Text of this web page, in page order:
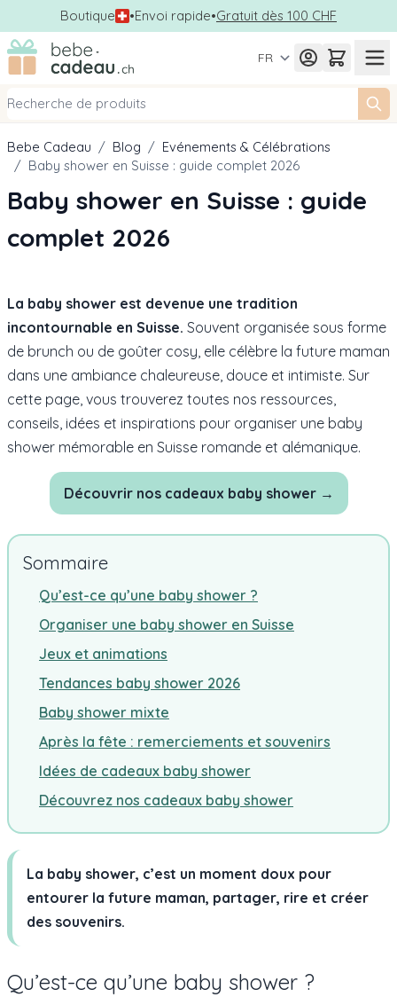
Boutique •Envoi rapide•Gratuit dès 100 CHF
Allez au contenu
FR
Bebe Cadeau / Blog / Evénements & Célébrations
/ Baby shower en Suisse : guide complet 2026
Baby shower en Suisse : guide
complet 2026
La baby shower est devenue une tradition
incontournable en Suisse. Souvent organisée sous forme
de brunch ou de goûter cosy, elle célèbre la future maman
dans une ambiance chaleureuse, douce et intimiste. Sur
cette page, vous trouverez toutes nos ressources,
conseils, idées et inspirations pour organiser une baby
shower mémorable en Suisse romande et alémanique.
Découvrir nos cadeaux baby shower →
Sommaire
Qu’est-ce qu’une baby shower ?
Organiser une baby shower en Suisse
Jeux et animations
Tendances baby shower 2026
Baby shower mixte
Après la fête : remerciements et souvenirs
Idées de cadeaux baby shower
Découvrez nos cadeaux baby shower
La baby shower, c’est un moment doux pour
entourer la future maman, partager, rire et créer
des souvenirs.
Qu’est-ce qu’une baby shower ?